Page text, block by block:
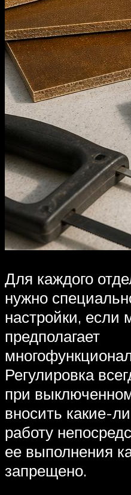
Для каждого
нужно
настройки, если
предполагает
Регулировка
при
вносить какие-
работу
ее выполнения
запрещено.